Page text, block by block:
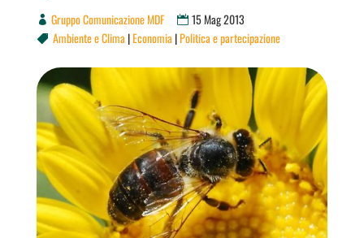
Gruppo Comunicazione MDF 15 Mag 2013
 Ambiente e Clima |Economia |Politica e partecipazione